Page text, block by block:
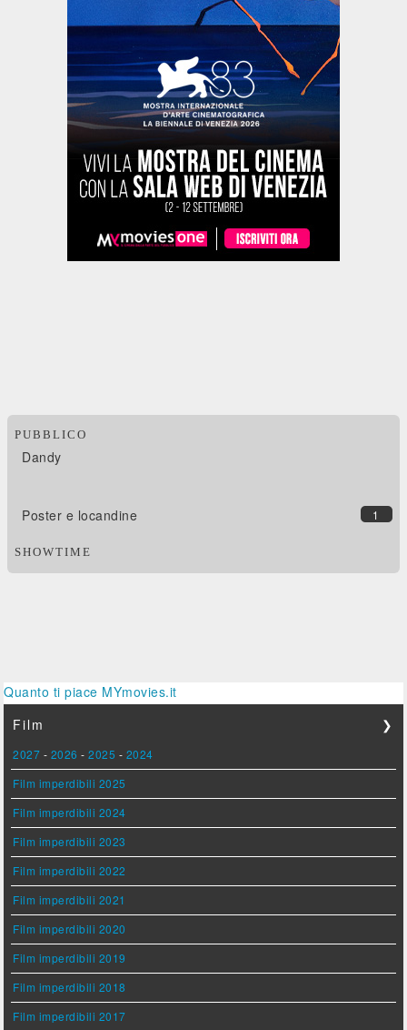
PUBBLICO
Dandy
1
Poster e locandine
SHOWTIME
Quanto ti piace MYmovies.it
Film
❯
2027 - 2026 -2025 - 2024
Film imperdibili 2025
Film imperdibili 2024
Film imperdibili 2023
Film imperdibili 2022
Film imperdibili 2021
Film imperdibili 2020
Film imperdibili 2019
Film imperdibili 2018
Film imperdibili 2017